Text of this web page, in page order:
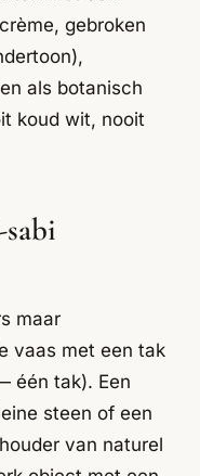
gebroken
als botanisch
koud wit, nooit
maar
vaas met een tak
één tak). Een
steen of een
van naturel